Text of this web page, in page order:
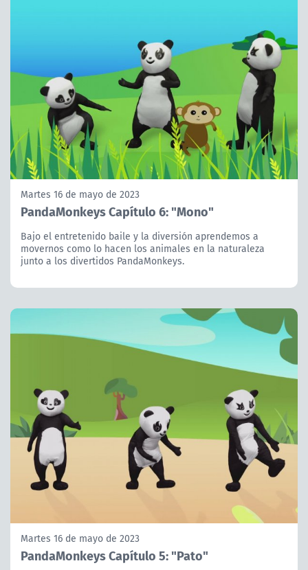
Martes 16 de mayo de 2023
PandaMonkeys Capítulo 6: "Mono"
Bajo el entretenido baile y la diversión aprendemos a
movernos como lo hacen los animales en la naturaleza
junto a los divertidos PandaMonkeys.
Martes 16 de mayo de 2023
PandaMonkeys Capítulo 5: "Pato"